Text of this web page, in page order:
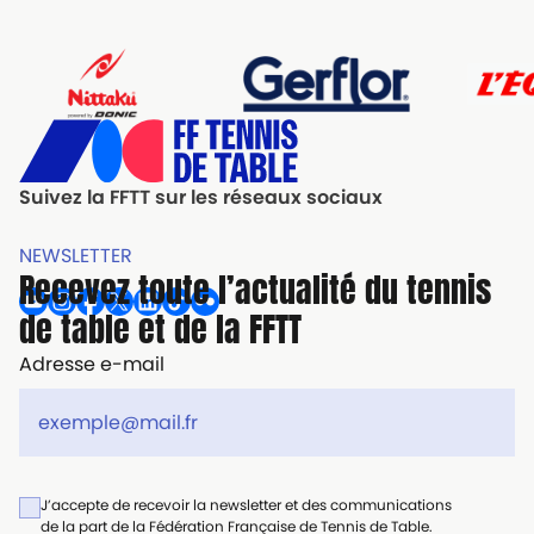
Suivez la FFTT sur les réseaux sociaux
NEWSLETTER
Recevez toute l’actualité du tennis
de table et de la FFTT
Adresse e-mail
J’accepte de recevoir la newsletter et des communications
de la part de la Fédération Française de Tennis de Table.